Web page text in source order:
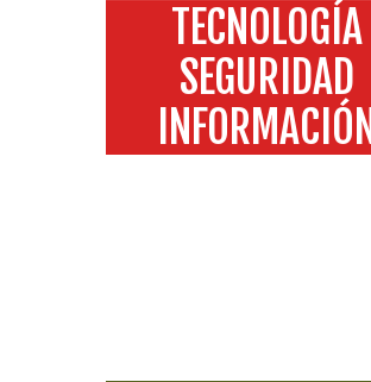
TECNOLOGÍA
SEGURIDAD
INFORMACIÓN